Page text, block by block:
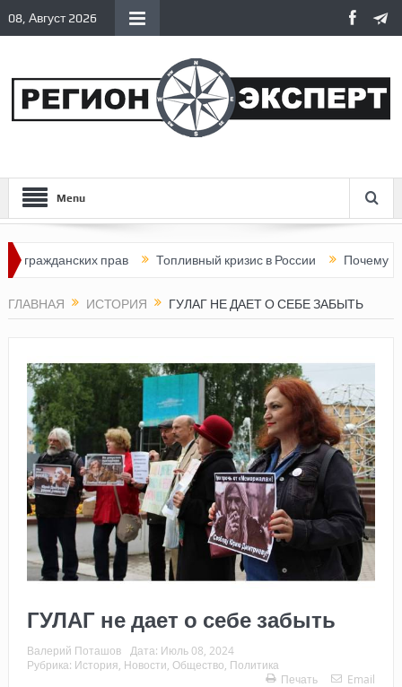
08, Август 2026
Menu
прав Топливный кризис в России Почему
ГЛАВНАЯ ИСТОРИЯ ГУЛАГ НЕ ДАЕТ О СЕБЕ ЗАБЫТЬ
ГУЛАГ не дает о себе забыть
Валерий Поташов Дата: Июль 08, 2024
Рубрика: История Новости Общество Политика
Печать
Email